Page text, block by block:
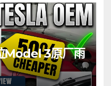
Model 3原厂雨